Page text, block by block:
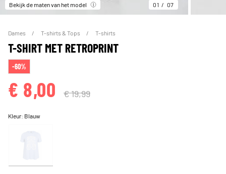
Bekijk de maten van het model 01 07
Dames T-shirts & Tops T-shirts
T-SHIRT MET RETROPRINT
-60%
€ 8,00 € 19,99
Kleur: Blauw